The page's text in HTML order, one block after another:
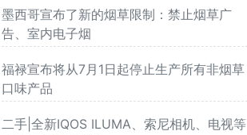
墨西哥宣布了新的烟草限制：禁止烟草广
告、室内电子烟
福禄宣布将从7月1日起停止生产所有非烟草
口味产品
二手|全新IQOS ILUMA、索尼相机、电视等